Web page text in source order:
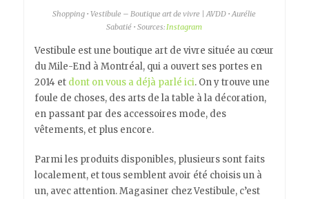
Shopping • Vestibule – Boutique art de vivre | AVDD • Aurélie
Sabatié • Sources: Instagram
Vestibule est une boutique art de vivre située au cœur
du Mile-End à Montréal, qui a ouvert ses portes en
2014 et dont on vous a déjà parlé ici. On y trouve une
foule de choses, des arts de la table à la décoration,
en passant par des accessoires mode, des
vêtements, et plus encore.
Parmi les produits disponibles, plusieurs sont faits
localement, et tous semblent avoir été choisis un à
un, avec attention. Magasiner chez Vestibule, c’est